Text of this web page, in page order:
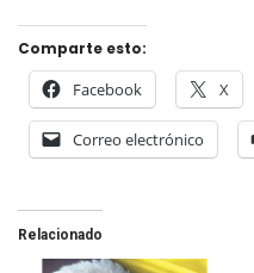
Comparte esto:
Facebook X
Correo electrónico
Relacionado